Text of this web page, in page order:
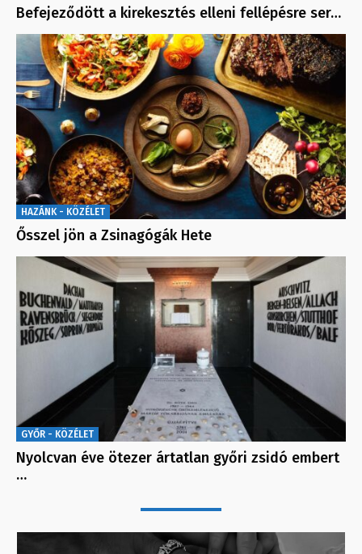
Befejeződött a kirekesztés elleni fellépésre ser…
HAZÁNK - KÖZÉLET
Ősszel jön a Zsinagógák Hete
GYŐR - KÖZÉLET
Nyolcvan éve ötezer ártatlan győri zsidó embert
…